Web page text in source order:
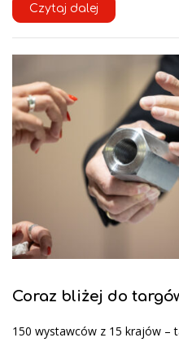
Czytaj dalej
Coraz bliżej do
150 wystawców z 15 krajów –